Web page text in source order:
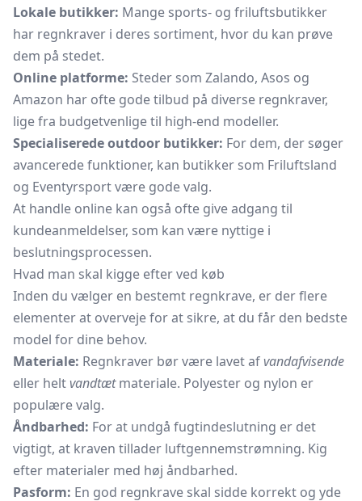
Lokale butikker: Mange sports- og friluftsbutikker
har regnkraver i deres sortiment, hvor du kan prøve
dem på stedet.
Online platforme: Steder som Zalando, Asos og
Amazon har ofte gode tilbud på diverse regnkraver,
lige fra budgetvenlige til high-end modeller.
Specialiserede outdoor butikker: For dem, der søger
avancerede funktioner, kan butikker som Friluftsland
og Eventyrsport være gode valg.
At handle online kan også ofte give adgang til
kundeanmeldelser, som kan være nyttige i
beslutningsprocessen.
Hvad man skal kigge efter ved køb
Inden du vælger en bestemt regnkrave, er der flere
elementer at overveje for at sikre, at du får den bedste
model for dine behov.
Materiale: Regnkraver bør være lavet afvandafvisende
eller heltvandtætmateriale. Polyester og nylon er
populære valg.
Åndbarhed: For at undgå fugtindeslutning er det
vigtigt, at kraven tillader luftgennemstrømning. Kig
efter materialer med høj åndbarhed.
Pasform: En god regnkrave skal sidde korrekt og yde